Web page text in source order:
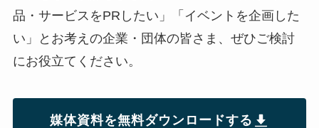
品・サービスをPRしたい」「イベントを企画した
い」とお考えの企業・団体の皆さま、ぜひご検討
にお役立てください。
媒体資料を無料ダウンロードする